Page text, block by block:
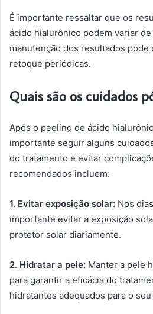
É importante ressaltar que os
ácido hialurônico podem variar
manutenção dos resultados pode
retoque periódicas.
Quais são os cuidados
Após o peeling de ácido
importante seguir alguns
do tratamento e evitar
recomendados incluem:
1. Evitar exposição solar: Nos
importante evitar a exposição
protetor solar diariamente.
2. Hidratar a pele: Manter a pele
para garantir a eficácia do
hidratantes adequados para o